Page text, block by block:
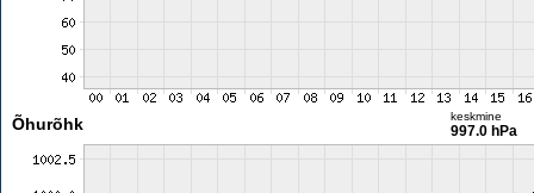
Õhurõhk keskmine
997.0 hPa